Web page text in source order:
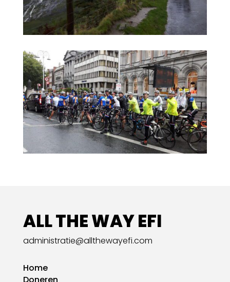
ALL THE WAY EFI
administratie@allthewayefi.com
Home